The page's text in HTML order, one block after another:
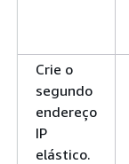
Crie o
segundo
endereço
IP
elástico.